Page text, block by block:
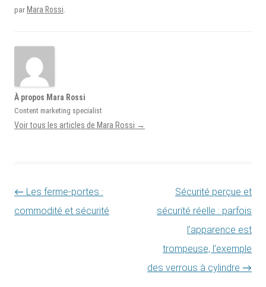
par Mara Rossi
À propos Mara Rossi
Content marketing specialist
Voir tous les articles de Mara Rossi →
Navigation des articles
← Les ferme-portes :
commodité et sécurité
Sécurité perçue et
sécurité réelle : parfois
l’apparence est
trompeuse, l’exemple
des verrous à cylindre →